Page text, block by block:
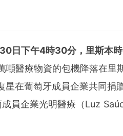
and investor relations
pioneered the
today provides end-
social channels.
and optimization
platforms, PR Newswire
PR Newswire serves tens
Europe, Middle East,
30日下午4時30分，里斯本
噸醫療物資的包機降落在里
在葡萄牙成員企業共同捐
員企業光明醫療（Luz